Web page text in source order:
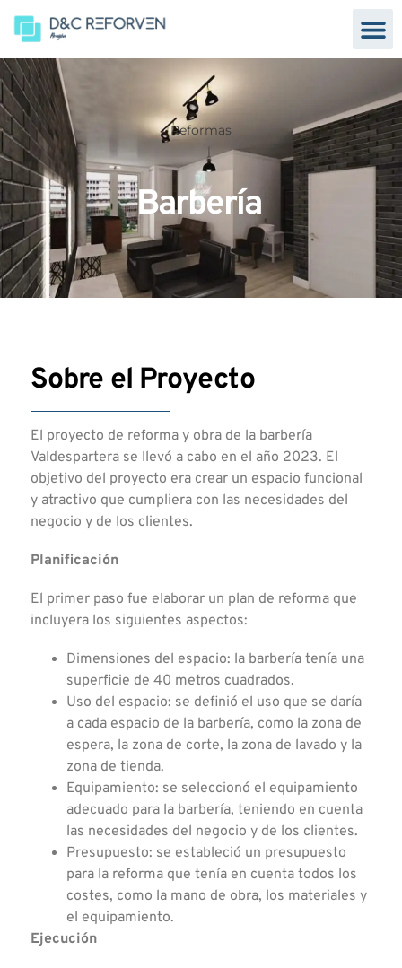
Reformas
Barbería
Sobre el Proyecto
El proyecto de reforma y obra de la barbería
Valdespartera se llevó a cabo en el año 2023. El
objetivo del proyecto era crear un espacio funcional
y atractivo que cumpliera con las necesidades del
negocio y de los clientes.
Planificación
El primer paso fue elaborar un plan de reforma que
incluyera los siguientes aspectos:
Dimensiones del espacio: la barbería tenía una
superficie de 40 metros cuadrados.
Uso del espacio: se definió el uso que se daría
a cada espacio de la barbería, como la zona de
espera, la zona de corte, la zona de lavado y la
zona de tienda.
Equipamiento: se seleccionó el equipamiento
adecuado para la barbería, teniendo en cuenta
las necesidades del negocio y de los clientes.
Presupuesto: se estableció un presupuesto
para la reforma que tenía en cuenta todos los
costes, como la mano de obra, los materiales y
el equipamiento.
Ejecución